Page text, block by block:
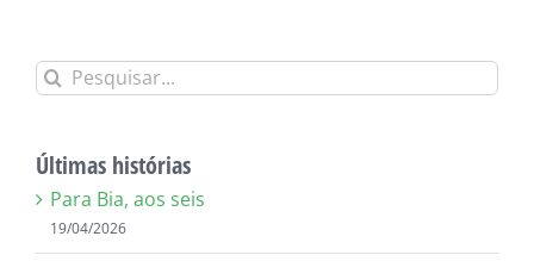
Buscar
Últimas histórias
Para Bia, aos seis
19/04/2026